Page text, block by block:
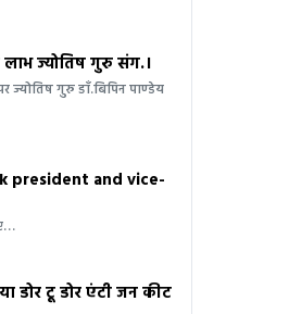
ज्योतिष गुरु संग.।
ज्योतिष गुरु डाँ.बिपिन पाण्डेय
president and vice-
डोर टू डोर एंटी जन कीट